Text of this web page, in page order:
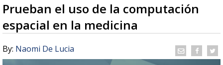
Prueban el uso de la computación
espacial en la medicina
By: Naomi De Lucia